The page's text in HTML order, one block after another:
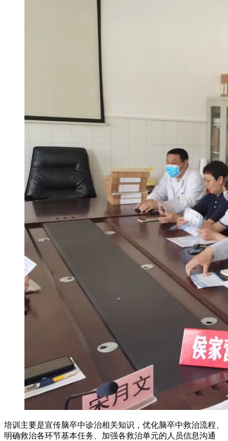
培训主要是宣传脑卒中诊治相关知识，优化脑卒中救治流程、
明确救治各环节基本任务、加强各救治单元的人员信息沟通